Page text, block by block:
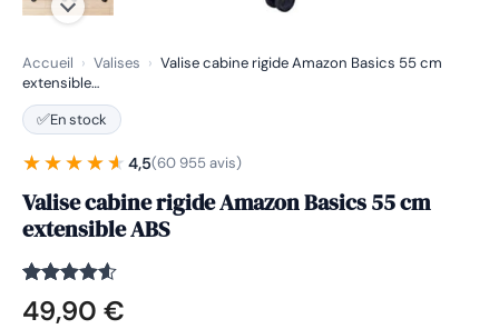
Accueil › Valises › Valise cabine rigide Amazon Basics 55 cm
extensible…
✅En stock
★★★★★
★★★★★ 4,5(60 955 avis)
Valise cabine rigide Amazon Basics 55 cm
extensible ABS
Noté
4.5
sur 5
60955
49,90 €